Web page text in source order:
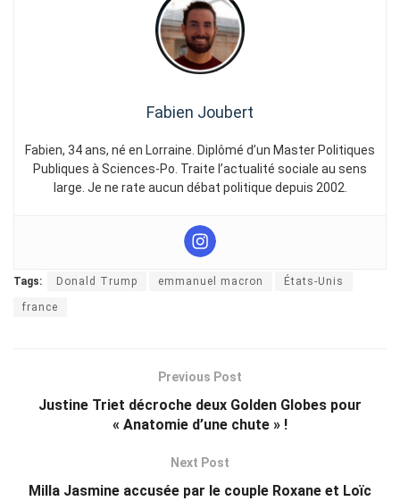
Fabien Joubert
Fabien, 34 ans, né en Lorraine. Diplômé d’un Master Politiques
Publiques à Sciences-Po. Traite l’actualité sociale au sens
large. Je ne rate aucun débat politique depuis 2002.
Tags: Donald Trump emmanuel macron États-Unis
france
Previous Post
Justine Triet décroche deux Golden Globes pour
« Anatomie d’une chute » !
Next Post
Milla Jasmine accusée par le couple Roxane et Loïc